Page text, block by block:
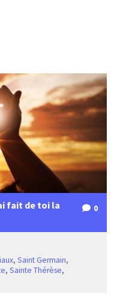
fait de toi la
0
,Saint Germain,
,Sainte Thérèse,